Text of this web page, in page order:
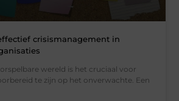
crisismanagement in
wereld is het cruciaal voor
te zijn op het onverwachte. Een